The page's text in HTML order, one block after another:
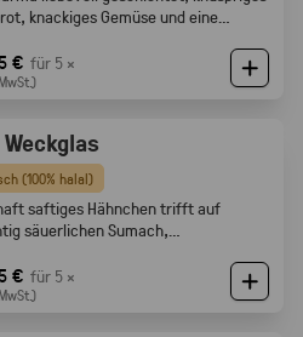
knackiges Gemüse und eine
€ für 5 ×
(100% halal)
saftiges Hähnchen trifft auf
säuerlichen Sumach,
vom knusprigen Brot
€ für 5 ×